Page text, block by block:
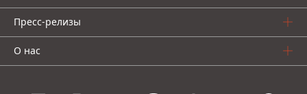
Пресс-релизы
О нас